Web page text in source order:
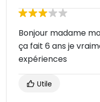
Bonjour madame
ça fait 6 ans je
expériences
Utile